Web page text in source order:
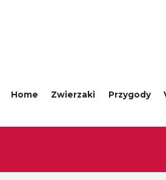
Home Zwierzaki Przygody